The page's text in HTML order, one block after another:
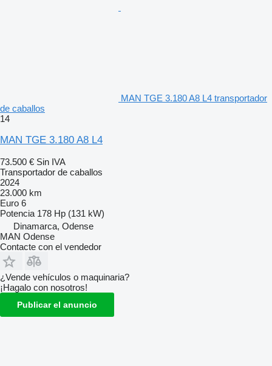
MAN TGE 3.180 A8 L4 transportador
de caballos
14
MAN TGE 3.180 A8 L4
73.500 € Sin IVA
Transportador de caballos
2024
23.000 km
Euro 6
Potencia 178 Hp (131 kW)
Dinamarca, Odense
MAN Odense
Contacte con el vendedor
¿Vende vehículos o maquinaria?
¡Hagalo con nosotros!
Publicar el anuncio